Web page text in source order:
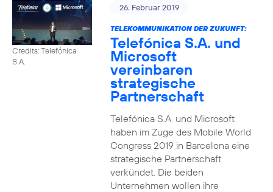
Credits: Telefónica
S.A.
26. Februar 2019
TELEKOMMUNIKATION DER ZUKUNFT:
Telefónica S.A. und
Microsoft
vereinbaren
strategische
Partnerschaft
Telefónica S.A. und Microsoft
haben im Zuge des Mobile World
Congress 2019 in Barcelona eine
strategische Partnerschaft
verkündet. Die beiden
Unternehmen wollen ihre